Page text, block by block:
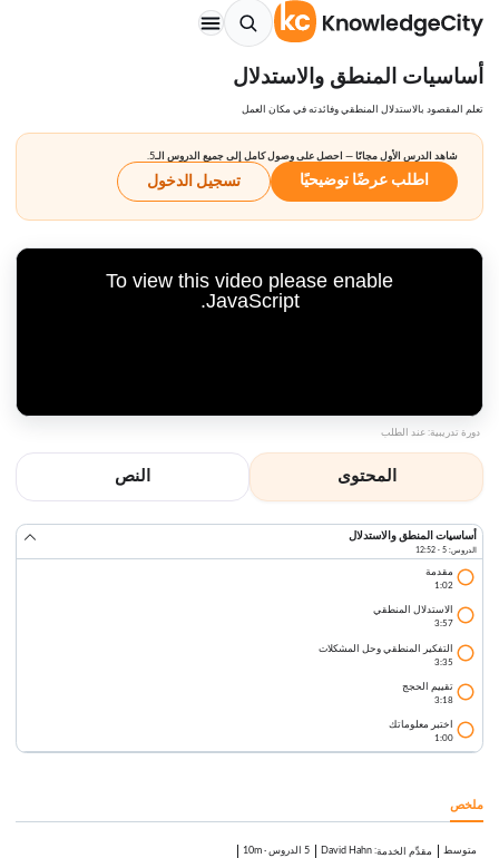
أساسيات المنطق والاستدلال
تعلم المقصود بالاستدلال المنطقي وفائدته في مكان العمل
شاهد الدرس الأول مجانًا — احصل على وصول كامل إلى جميع الدروس الـ5.
اطلب عرضًا توضيحيًا تسجيل الدخول
To view this video please enable
JavaScript.
دورة تدريبية: عند الطلب
المحتوى النص
أساسيات المنطق والاستدلال
الدروس: 5 · 12:52
مقدمة
1:02
الاستدلال المنطقي
3:57
التفكير المنطقي وحل المشكلات
3:35
تقييم الحجج
3:18
اختبر معلوماتك
1:00
ملخص
متوسط مقدِّم الخدمة:
David Hahn 5 الدروس ·
10m